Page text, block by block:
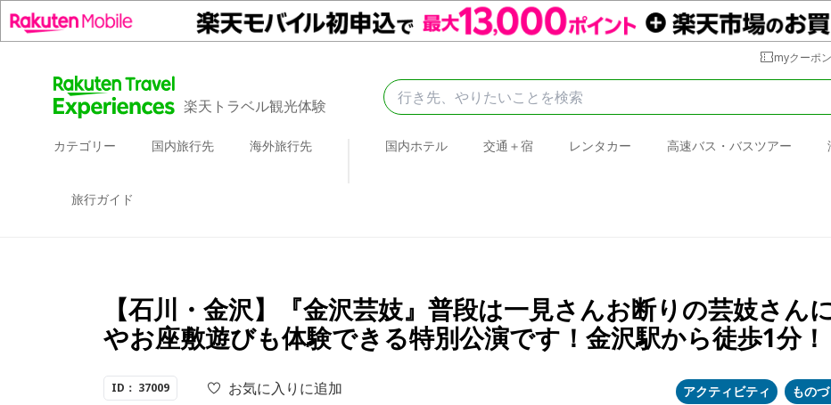
myクーポン
楽天トラベル観光体験
カテゴリー 国内旅行先 海外旅行先 国内ホテル 交通＋宿 レンタカー 高速バス・バスツアー
旅行ガイド
【石川・金沢】『金沢芸妓』普段は一見さんお断りの芸妓さん
やお座敷遊びも体験できる特別公演です！金沢駅から徒歩1分！
ID： 37009 お気に入りに追加 アクティビティ もの